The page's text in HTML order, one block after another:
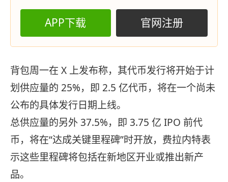
APP下载 官网注册
背包周一在 X 上发布称，其代币发行将开始于计
划供应量的 25%，即 2.5 亿代币，将在一个尚未
公布的具体发行日期上线。
总供应量的另外 37.5%，即 3.75 亿 IPO 前代
币，将在“达成关键里程碑”时开放，费拉内特表
示这些里程碑将包括在新地区开业或推出新产
品。